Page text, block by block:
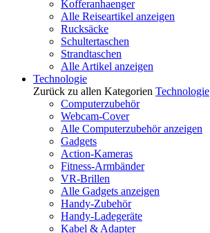
Kofferanhaenger
Alle Reiseartikel anzeigen
Rucksäcke
Schultertaschen
Strandtaschen
Alle Artikel anzeigen
Technologie
Zurück zu allen Kategorien Technologie
Computerzubehör
Webcam-Cover
Alle Computerzubehör anzeigen
Gadgets
Action-Kameras
Fitness-Armbänder
VR-Brillen
Alle Gadgets anzeigen
Handy-Zubehör
Handy-Ladegeräte
Kabel & Adapter